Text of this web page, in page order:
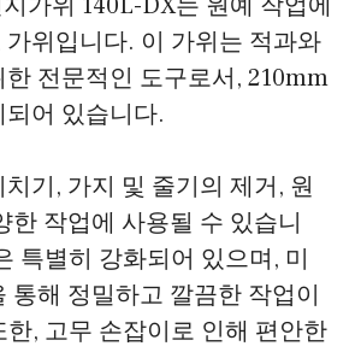
위입니다. 이 가위는 적과와
전문적인 도구로서, 210mm
어 있습니다.
기, 가지 및 줄기의 제거, 원
한 작업에 사용될 수 있습니
특별히 강화되어 있으며, 미
통해 정밀하고 깔끔한 작업이
, 고무 손잡이로 인해 편안한